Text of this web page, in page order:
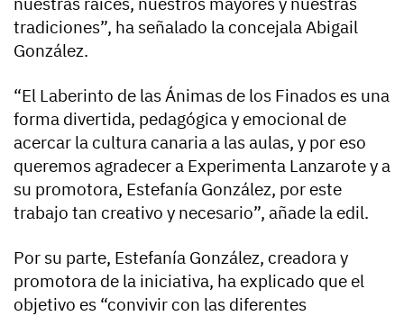
tradiciones”, ha señalado la concejala Abigail
González.
“El Laberinto de las Ánimas de los Finados es una
forma divertida, pedagógica y emocional de
acercar la cultura canaria a las aulas, y por eso
queremos agradecer a Experimenta Lanzarote y a
su promotora, Estefanía González, por este
trabajo tan creativo y necesario”, añade la edil.
Por su parte, Estefanía González, creadora y
promotora de la iniciativa, ha explicado que el
objetivo es “convivir con las diferentes